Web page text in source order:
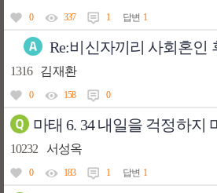
0 337 1 답변 1
Re:비신자끼리 사회혼인
1316 김재환
0 158 0
마태 6. 34 내일을 걱정하지
10232 서성옥
0 183 1 답변 1